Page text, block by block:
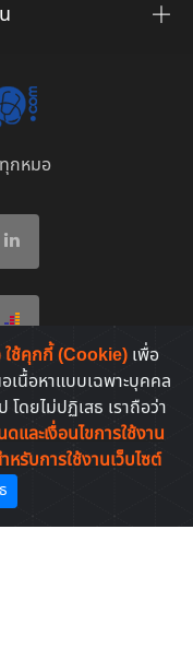
ใช้คุกกี้ (Cookie) เพื่อ
นื้อหาแบบเฉพาะบุคคล
ดยไม่ปฏิเสธ เราถือว่า
และเงื่อนไขการใช้งาน
รับการใช้งานเว็บไซต์
กหมอ
ย